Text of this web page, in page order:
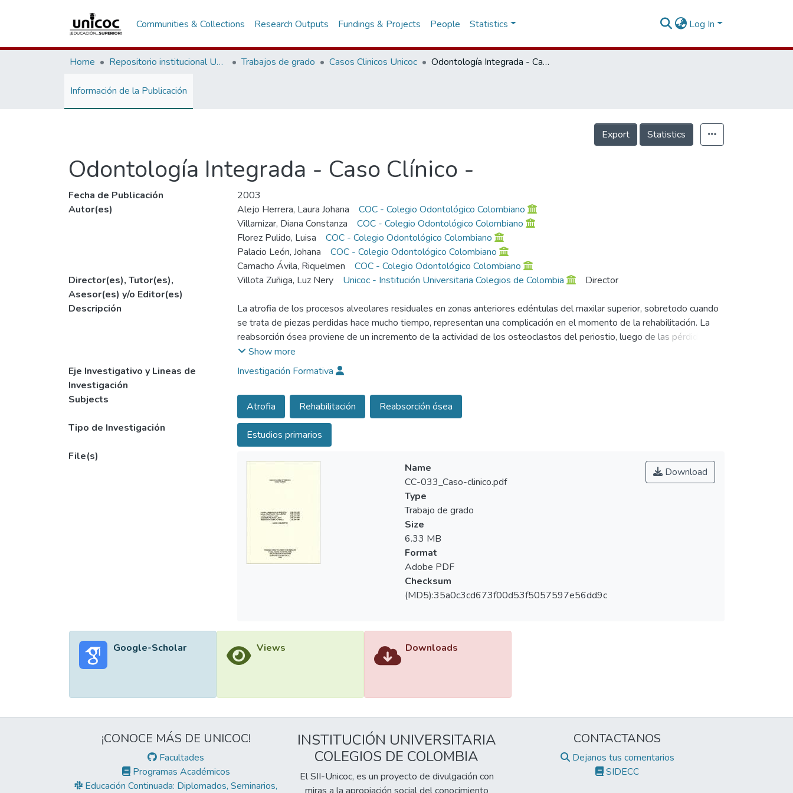
Communities & Collections Research Outputs Fundings & Projects People Statistics Log In
Home Repositorio institucional Unicoc, RI-unicoc Trabajos de grado Casos Clinicos Unicoc Odontología Integrada - Caso Clínico -
Información de la Publicación
Export Statistics
Odontología Integrada - Caso Clínico -
Fecha de Publicación
2003
Autor(es)
Alejo Herrera, Laura Johana
COC - Colegio Odontológico Colombiano
Villamizar, Diana Constanza
COC - Colegio Odontológico Colombiano
Florez Pulido, Luisa
COC - Colegio Odontológico Colombiano
Palacio León, Johana
COC - Colegio Odontológico Colombiano
Camacho Ávila, Riquelmen
COC - Colegio Odontológico Colombiano
Director(es), Tutor(es),
Asesor(es) y/o Editor(es)
Villota Zuñiga, Luz Nery Unicoc - Institución Universitaria Colegios de Colombia Director
Descripción
La atrofia de los procesos alveolares residuales en zonas anteriores edéntulas del maxilar superior, sobretodo cuando
se trata de piezas perdidas hace mucho tiempo, representan una complicación en el momento de la rehabilitación. La
reabsorción ósea proviene de un incremento de la actividad de los osteoclastos del periostio, luego de las pérdida
prematura de las piezas anteriores superiores y la consiguiente hipertrofia del reborde alveolar. Es una realidad que en
este momento podemos instalar implantes en lugares donde hace algún tiempo era irremplazable por la falta de la
calidad y calidad del hueso que debería soportar. Con la avanzada tecnología contamos con procesos y procedimientos
de bajo costo para rehabilitar a un paciente, brindándole estética y funcionalidad óptima. Con este trabajo pretendemos
concienciar a nuestros compañeros de la parte ética que debemos manejar con nuestra profesión.
Show more
Eje Investigativo y Lineas de
Investigación
Investigación Formativa
Subjects
Atrofia Rehabilitación
Reabsorción ósea
Tipo de Investigación
Estudios primarios
File(s)
Download
Name
CC-033_Caso-clinico.pdf
Type
Trabajo de grado
Size
6.33 MB
Format
Adobe PDF
Checksum
(MD5):35a0c3cd673f00d53f5057597e56dd9c
Google-Scholar Views Downloads
¡CONOCE MÁS DE UNICOC!
Facultades
Programas Académicos
Educación Continuada: Diplomados, Seminarios,
INSTITUCIÓN UNIVERSITARIA
COLEGIOS DE COLOMBIA
El SII-Unicoc, es un proyecto de divulgación con
CONTACTANOS
Dejanos tus comentarios
SIDECC